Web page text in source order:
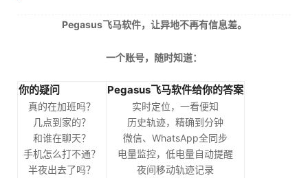
Pegasus飞马软件，让异地不再有信息差。
一个账号，随时知道：
你的疑问 Pegasus飞马软件给你的答案
真的在加班吗？
实时定位，一看便知
几点到家的？
历史轨迹，精确到分钟
和谁在聊天？
微信、WhatsApp全同步
手机怎么打不通？
电量监控，低电量自动提醒
半夜出去了吗？
夜间移动轨迹记录